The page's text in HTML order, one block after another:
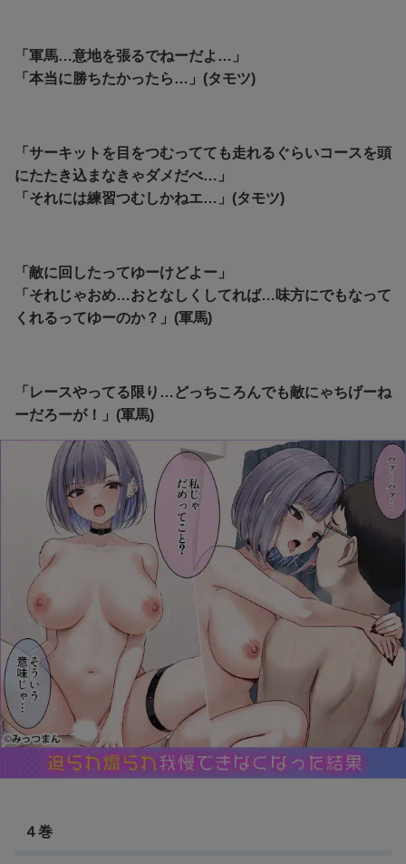
「軍馬…意地を張るでねーだよ…」
「本当に勝ちたかったら…」(タモツ)
「サーキットを目をつむってても走れるぐらいコースを頭
にたたき込まなきゃダメだべ…」
「それには練習つむしかねエ…」(タモツ)
「敵に回したってゆーけどよー」
「それじゃおめ…おとなしくしてれば…味方にでもなって
くれるってゆーのか？」(軍馬)
「レースやってる限り…どっちころんでも敵にゃちげーね
ーだろーが！」(軍馬)
４巻